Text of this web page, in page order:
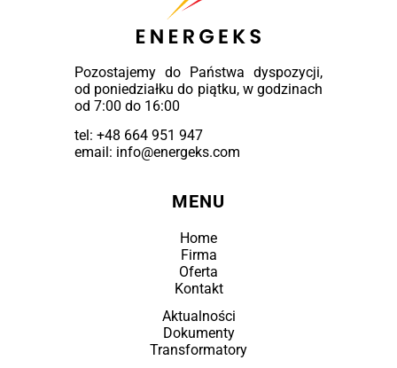
Pozostajemy do Państwa dyspozycji,
od poniedziałku do piątku, w godzinach
od 7:00 do 16:00
tel: +48 664 951 947
email: info@energeks.com
MENU
Home
Firma
Oferta
Kontakt
Aktualności
Dokumenty
Transformatory